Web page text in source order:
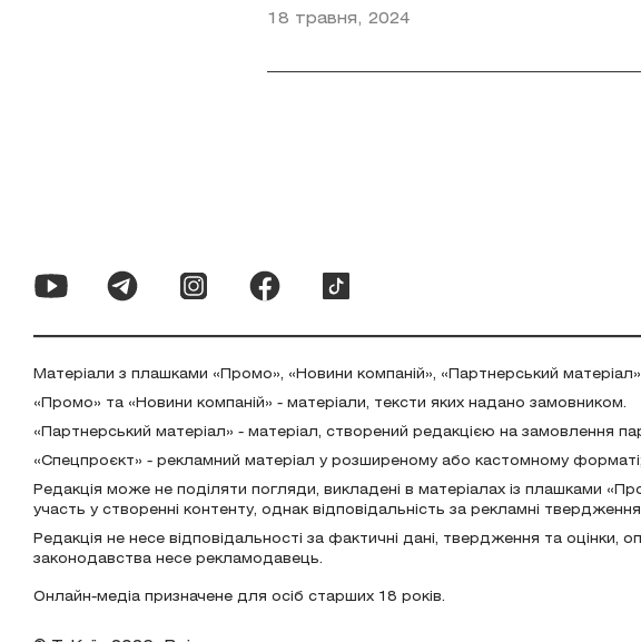
18 травня, 2024
Матеріали з плашками «Промо», «Новини компаній», «Партнерський
«Промо» та «Новини компаній» - матеріали, тексти яких надано замовником.
«Партнерський матеріал» - матеріал, створений редакцією на замовлення
«Спецпроєкт» - рекламний матеріал у розширеному або кастомному
Редакція може не поділяти погляди, викладені в матеріалах із плашками
участь у створенні контенту, однак відповідальність за рекламні
Редакція не несе відповідальності за фактичні дані, твердження та оцінки,
законодавства несе рекламодавець.
Онлайн-медіа призначене для осіб старших 18 років.